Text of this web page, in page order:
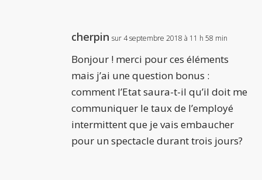
cherpin sur 4 septembre 2018 à 11 h 58 min
Bonjour ! merci pour ces éléments
mais j’ai une question bonus :
comment l’Etat saura-t-il qu’il doit me
communiquer le taux de l’employé
intermittent que je vais embaucher
pour un spectacle durant trois jours?